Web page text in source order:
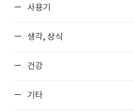
사용기
생각, 상식
건강
기타